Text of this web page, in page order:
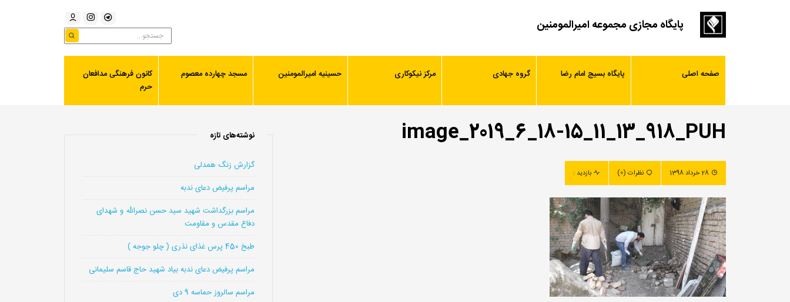
پایگاه مجازی مجموعه امیرالمومنین
صفحه اصلی پایگاه بسیج امام رضا گروه جهادی مرکز نیکوکاری حسینیه امیرالمومنین مسجد چهارده معصوم
کانون فرهنگی مدافعان
حرم
image_2019_6_18-15_11_13_918_PUH
28 خرداد 1398 نظرات (0) بازدید :
نوشته‌های تازه
گزارش زنگ همدلی
مراسم پرفیض دعای ندبه
مراسم بزرگداشت شهید سید حسن نصرالله و شهدای
دفاع مقدس و مقاومت
طبخ 450 پرس غذای نذری ( چلو جوجه )
مراسم پرفیض دعای ندبه بیاد شهید حاج قاسم سلیمانی
مراسم سالروز حماسه 9 دی